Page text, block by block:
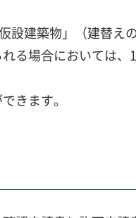
設建築物」（建替え
る場合においては、
きます。